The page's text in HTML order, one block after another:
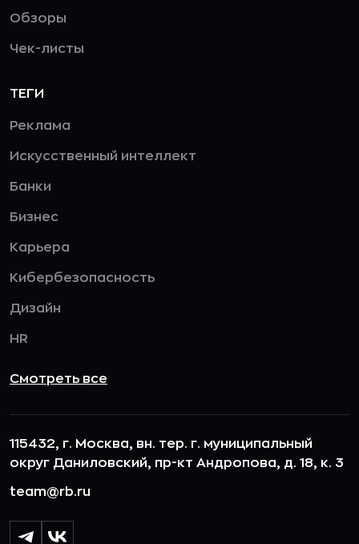
Обзоры
Чек-листы
ТЕГИ
Реклама
Искусственный интеллект
Банки
Бизнес
Карьера
Кибербезопасность
Дизайн
HR
Смотреть все
115432, г. Москва, вн. тер. г. муниципальный
округ Даниловский, пр-кт Андропова, д. 18, к. 3
team@rb.ru